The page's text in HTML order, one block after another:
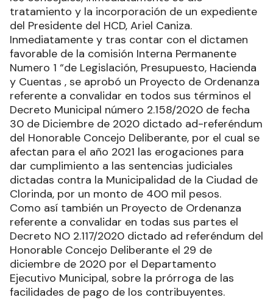
tratamiento y la incorporación de un expediente
del Presidente del HCD, Ariel Caniza.
Inmediatamente y tras contar con el dictamen
favorable de la comisión Interna Permanente
Numero 1 “de Legislación, Presupuesto, Hacienda
y Cuentas , se aprobó un Proyecto de Ordenanza
referente a convalidar en todos sus términos el
Decreto Municipal número 2.158/2020 de fecha
30 de Diciembre de 2020 dictado ad-referéndum
del Honorable Concejo Deliberante, por el cual se
afectan para el año 2021 las erogaciones para
dar cumplimiento a las sentencias judiciales
dictadas contra la Municipalidad de la Ciudad de
Clorinda, por un monto de 400 mil pesos.
Como así también un Proyecto de Ordenanza
referente a convalidar en todas sus partes el
Decreto NO 2.117/2020 dictado ad referéndum del
Honorable Concejo Deliberante el 29 de
diciembre de 2020 por el Departamento
Ejecutivo Municipal, sobre la prórroga de las
facilidades de pago de los contribuyentes.